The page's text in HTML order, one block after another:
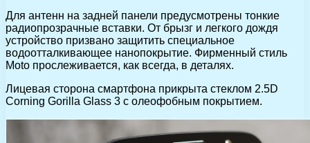
Для антенн на задней панели предусмотрены тонкие
радиопрозрачные вставки. От брызг и легкого дождя
устройство призвано защитить специальное
водоотталкивающее нанопокрытие. Фирменный стиль
Moto прослеживается, как всегда, в деталях.
Лицевая сторона смартфона прикрыта стеклом 2.5D
Corning Gorilla Glass 3 с олеофобным покрытием.